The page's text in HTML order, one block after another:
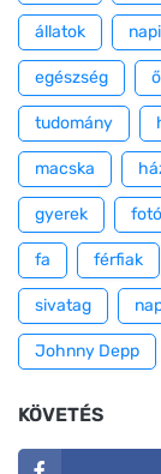
állatok
egészség
tudomány
macska
gyerek fotó
fa férfiak
sivatag
Johnny Depp
KÖVETÉS